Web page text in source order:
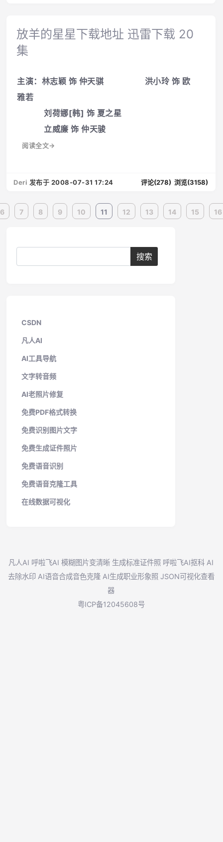
放羊的星星下载地址 迅雷下载 20
集
主演：林志颖 饰 仲天骐 洪小玲 饰 欧
雅若
刘荷娜[韩] 饰 夏之星
立威廉 饰 仲天骏
阅读全文→
Deri 发布于 2008-07-31 17:24 评论(278) 浏览(3158)
6 7 8 9 10 11 12 13 14 15 16
CSDN
凡人AI
AI工具导航
文字转音频
AI老照片修复
免费PDF格式转换
免费识别图片文字
免费生成证件照片
免费语音识别
免费语音克隆工具
在线数据可视化
凡人AI 呼啦飞AI 模糊图片变清晰 生成标准证件照 呼啦飞AI抠科 AI
去除水印 AI语音合成音色克隆 AI生成职业形象照 JSON可视化查看
器
粤ICP备12045608号